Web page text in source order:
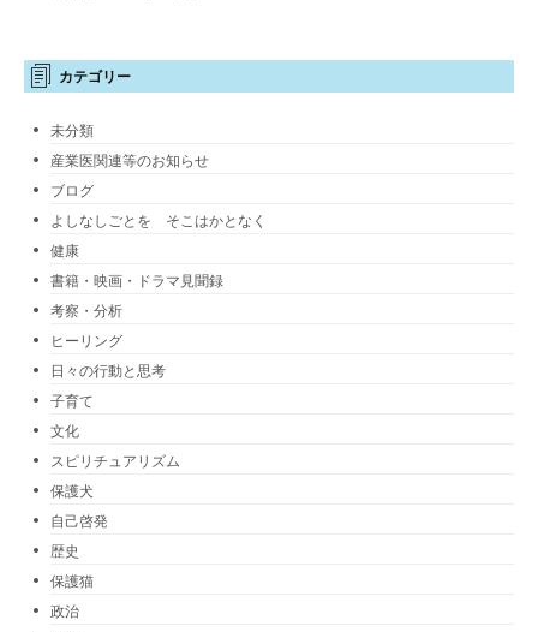
カテゴリー
未分類
産業医関連等のお知らせ
ブログ
よしなしごとを そこはかとなく
健康
書籍・映画・ドラマ見聞録
考察・分析
ヒーリング
日々の行動と思考
子育て
文化
スピリチュアリズム
保護犬
自己啓発
歴史
保護猫
政治